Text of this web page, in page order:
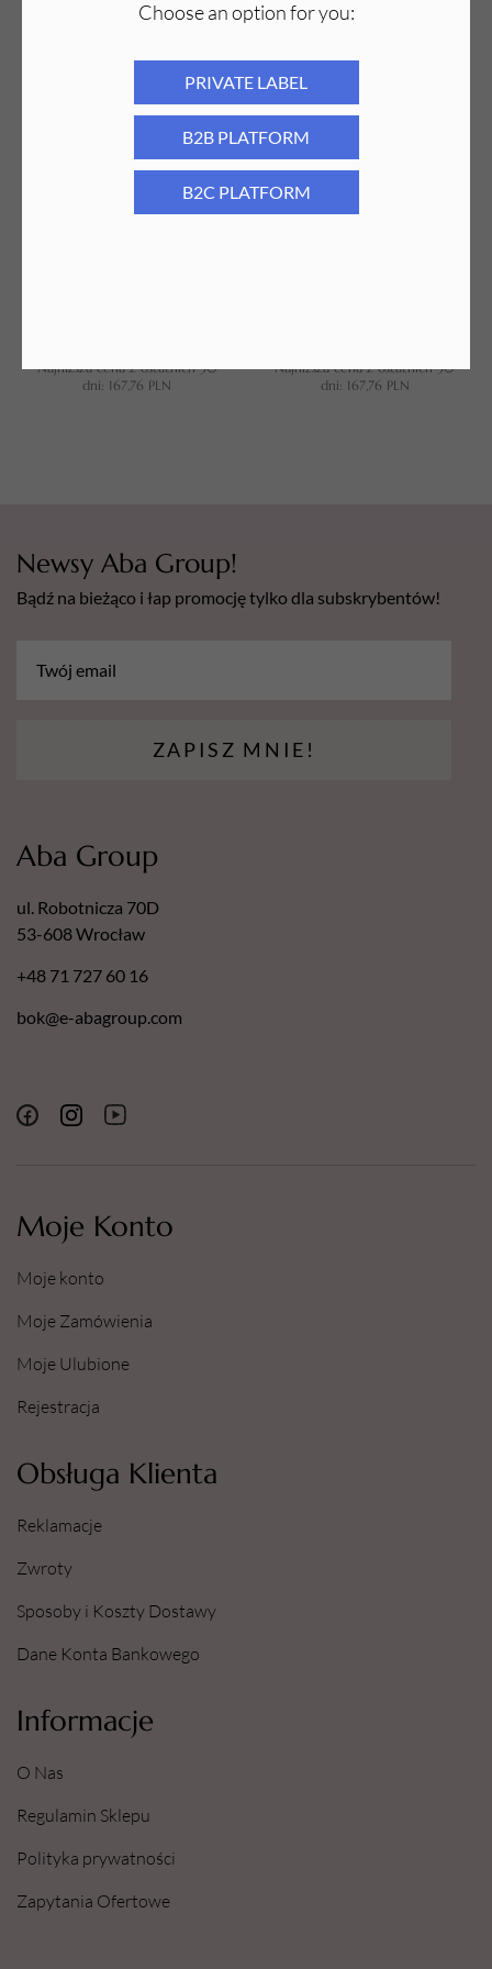
Choose an option for you:
PRIVATE LABEL
B2B PLATFORM
B2C PLATFORM
Najniższa cena z ostatnich 30
Najniższa cena z ostatnich 30
Najniższa cena z ostatnich 30
dni: 167,76 PLN
PROMOCJA
Najniższa cena z ostatnich 30
dni: 167,76 PLN
Newsy Aba Group!
Bądź na bieżąco i łap promocję tylko dla subskrybentów!
ZAPISZ MNIE!
Moje Konto
Moje konto
Moje Zamówienia
Moje Ulubione
Rejestracja
Obsługa Klienta
Reklamacje
Zwroty
Sposoby i Koszty Dostawy
Dane Konta Bankowego
Informacje
O Nas
Regulamin Sklepu
Polityka prywatności
Zapytania Ofertowe
Aba Group
ul. Robotnicza 70D
53-608 Wrocław
+48 71 727 60 16
bok@e-abagroup.com